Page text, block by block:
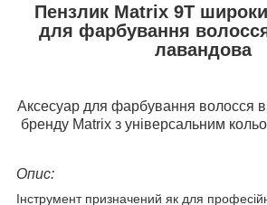
Пензлик Matrix 9T
для фарбування
лавандова
Аксесуар для фарбування волосся
бренду Matrix з універсальним
Опис:
Інструмент призначений як для